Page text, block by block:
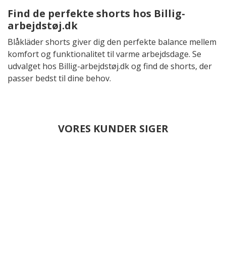
Find de perfekte shorts hos Billig-
arbejdstøj.dk
Blåkläder shorts giver dig den perfekte balance mellem
komfort og funktionalitet til varme arbejdsdage. Se
udvalget hos Billig-arbejdstøj.dk og find de shorts, der
passer bedst til dine behov.
VORES KUNDER SIGER